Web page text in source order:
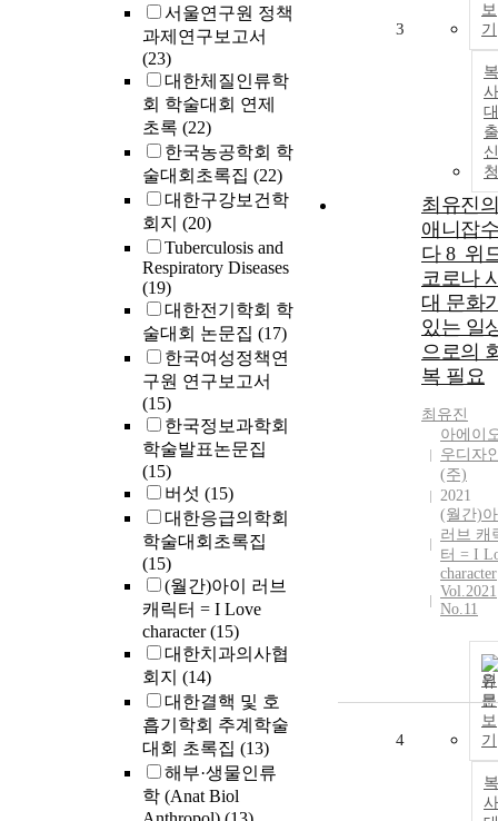
서울연구원 정책
과제연구보고서
(23)
대한체질인류학
회 학술대회 연제
초록 (22)
한국농공학회 학
술대회초록집 (22)
대한구강보건학
회지 (20)
Tuberculosis and
Respiratory Diseases
(19)
대한전기학회 학
술대회 논문집 (17)
한국여성정책연
구원 연구보고서
(15)
한국정보과학회
학술발표논문집
(15)
버섯 (15)
대한응급의학회
학술대회초록집
(15)
(월간)아이 러브
캐릭터 = I Love
character(15)
대한치과의사협
회지 (14)
대한결핵 및 호
흡기학회 추계학술
대회 초록집 (13)
해부·생물인류
학 (Anat Biol
보
기
복
대
출
신
청
3
최유진의
애니잡수
다 8_위
코로나
대 문화
있는 일
으로의
복 필요
최유진
아에이
우디자
(주)
2021
(월간)
러브 캐
터 = I
character
Vol.2021
No.11
원
문
보
기
복
4